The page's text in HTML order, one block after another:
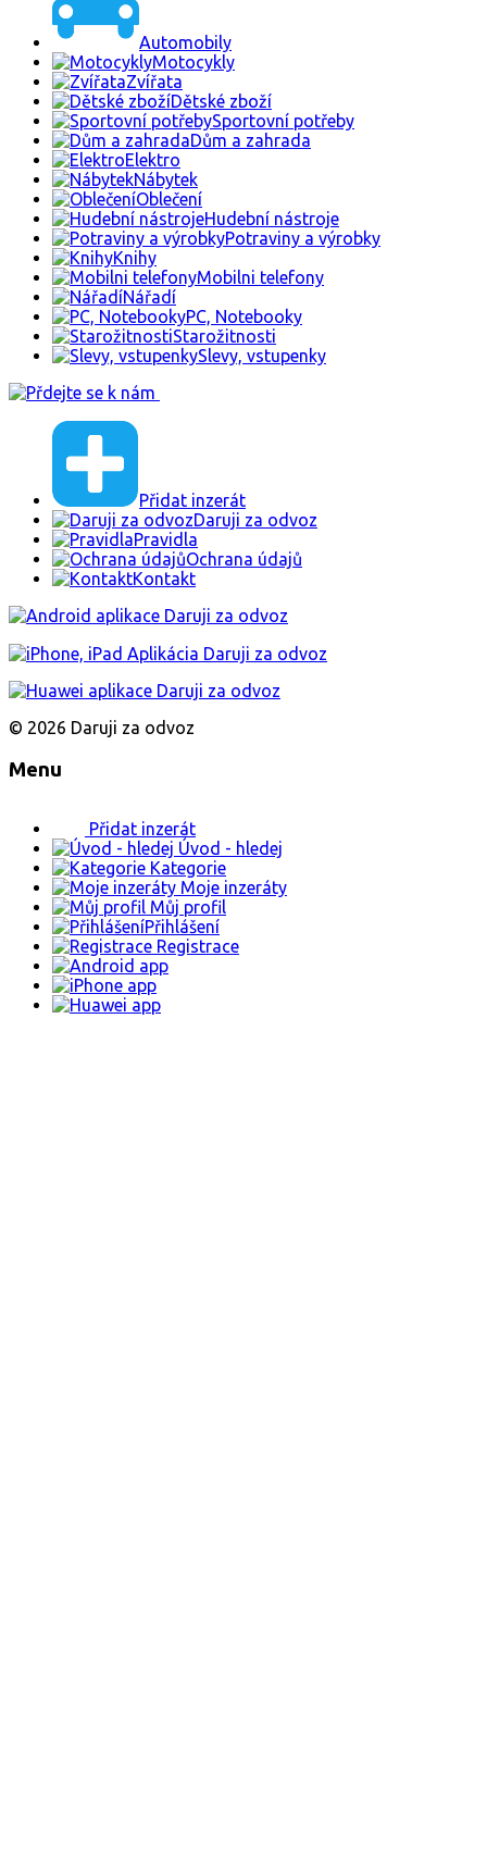
Automobily
Motocykly
Zvířata
Dětské zboží
Sportovní potřeby
Dům a zahrada
Elektro
Nábytek
Oblečení
Hudební nástroje
Potraviny a výrobky
Knihy
Mobilni telefony
Nářadí
PC, Notebooky
Starožitnosti
Slevy, vstupenky
Přidat inzerát
Daruji za odvoz
Pravidla
Ochrana údajů
Kontakt
© 2026 Daruji za odvoz
Menu
Přidat inzerát
Úvod - hledej
Kategorie
Moje inzeráty
Můj profil
Přihlášení
Registrace